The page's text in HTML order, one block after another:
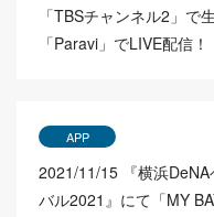
「TBSチャンネル2」で
「Paravi」でLIVE配信！
APP
2021/11/15 『横浜
バル2021』にて「MY